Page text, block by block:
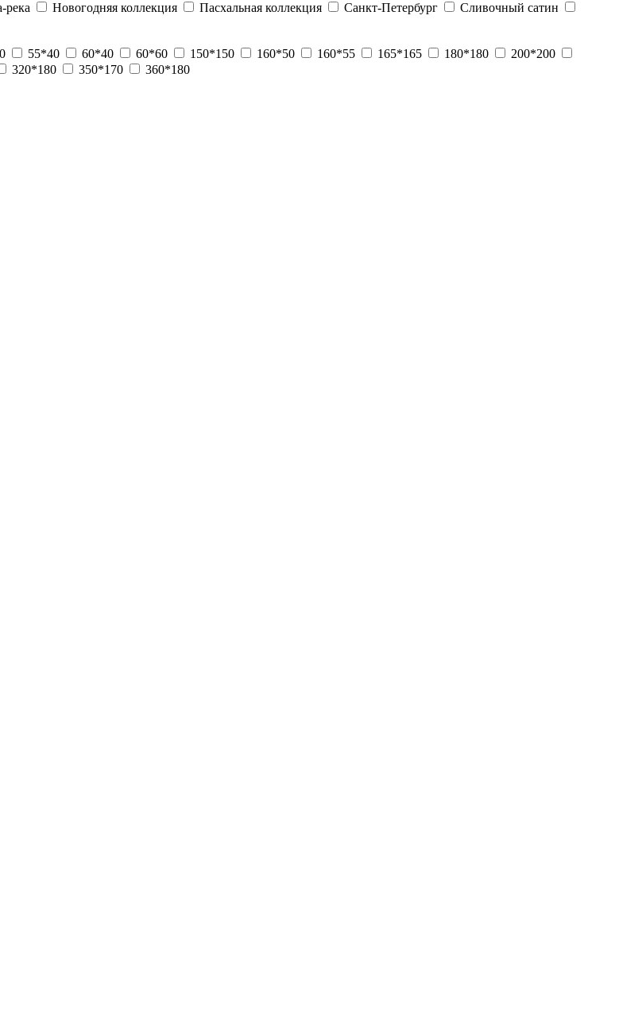
река Новогодняя коллекция Пасхальная коллекция Санкт-Петербург
Сливочный сатин
55*40 60*40 60*60 150*150 160*50 160*55 165*165 180*180
200*200
320*180 350*170 360*180